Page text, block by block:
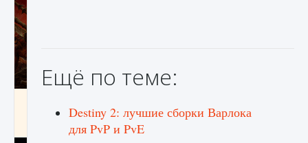
9 августа 2024 0
Ещё по теме:
Destiny 2: лучшие сборки Варлока
для PvP и PvE